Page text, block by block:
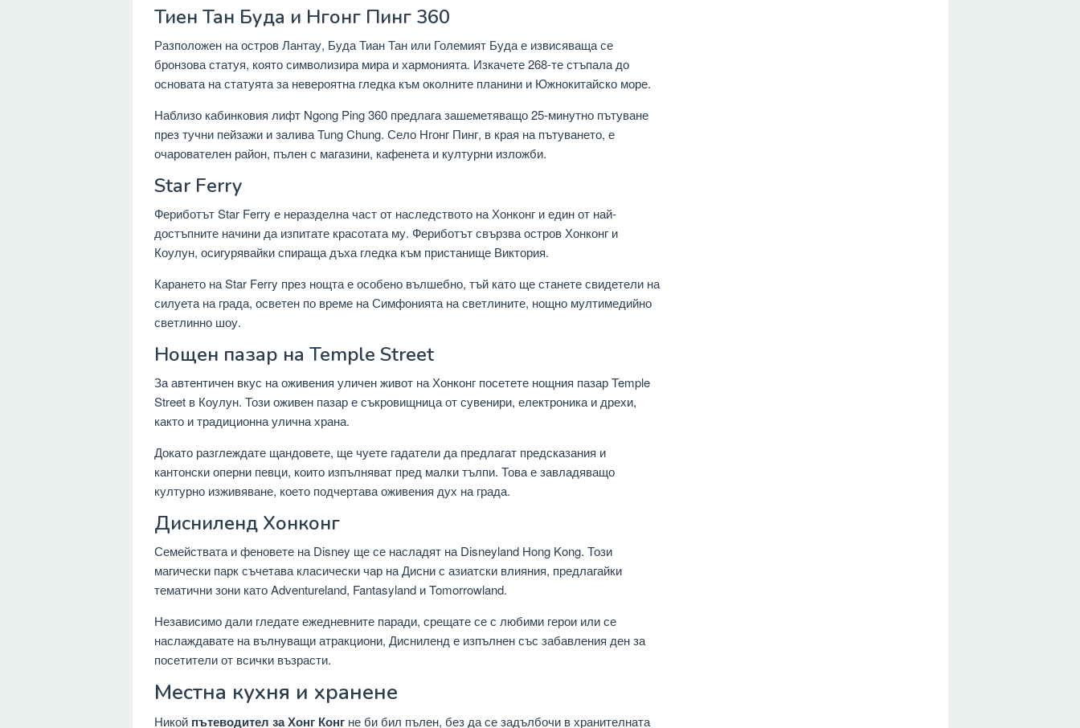
Тиен Тан Буда и Нгонг Пинг 360
Разположен на остров Лантау, Буда Тиан Тан или Големият Буда е извисяваща се
бронзова статуя, която символизира мира и хармонията. Изкачете 268-те стъпала до
основата на статуята за невероятна гледка към околните планини и Южнокитайско море.
Наблизо кабинковия лифт Ngong Ping 360 предлага зашеметяващо 25-минутно пътуване
през тучни пейзажи и залива Tung Chung. Село Нгонг Пинг, в края на пътуването, е
очарователен район, пълен с магазини, кафенета и културни изложби.
Star Ferry
Фериботът Star Ferry е неразделна част от наследството на Хонконг и един от най-
достъпните начини да изпитате красотата му. Фериботът свързва остров Хонконг и
Коулун, осигурявайки спираща дъха гледка към пристанище Виктория.
Карането на Star Ferry през нощта е особено вълшебно, тъй като ще станете свидетели на
силуета на града, осветен по време на Симфонията на светлините, нощно мултимедийно
светлинно шоу.
Нощен пазар на Temple Street
За автентичен вкус на оживения уличен живот на Хонконг посетете нощния пазар Temple
Street в Коулун. Този оживен пазар е съкровищница от сувенири, електроника и дрехи,
както и традиционна улична храна.
Докато разглеждате щандовете, ще чуете гадатели да предлагат предсказания и
кантонски оперни певци, които изпълняват пред малки тълпи. Това е завладяващо
културно изживяване, което подчертава оживения дух на града.
Дисниленд Хонконг
Семействата и феновете на Disney ще се насладят на Disneyland Hong Kong. Този
магически парк съчетава класически чар на Дисни с азиатски влияния, предлагайки
тематични зони като Adventureland, Fantasyland и Tomorrowland.
Независимо дали гледате ежедневните паради, срещате се с любими герои или се
наслаждавате на вълнуващи атракциони, Дисниленд е изпълнен със забавления ден за
посетители от всички възрасти.
Местна кухня и хранене
Никой пътеводител за Хонг Конг не би бил пълен, без да се задълбочи в хранителната